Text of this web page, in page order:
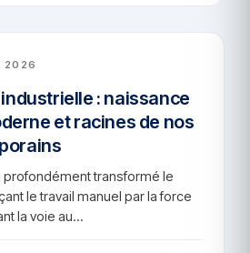
2026
: naissance
et racines de nos
profondément transformé le
le travail manuel par la force
la voie au…